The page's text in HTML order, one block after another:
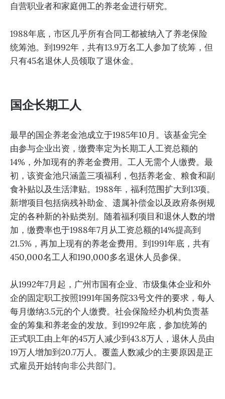
自营职业者和家庭佣工的养老金进行研究。
1988年底，市区几乎所有合同工都被纳入了养老保险
统筹池。到1992年，共有13.9万名工人参加了统筹，但
只有45名退休人员领取了退休金。
国企长期工人
最早的国企养老金池成立于1985年10月。该基金完全
由参与企业出资，缴费率定为长期工人工资总额的
14%，外加现有的养老金费用。工人无需个人缴费。最
初，该资金池只涵盖三项福利，包括养老金、粮食和副
食补贴以及生活津贴。1988年，福利范围扩大到13项。
新增项目包括病残补助金、遗属补偿金以及政府条例规
定的各种新的补贴类别。随着福利项目和退休人数的增
加，缴费率也于1988年7月从工资总额的14%提高到
21.5%，再加上现有的养老金费用。到1991年底，共有
450,000名工人和190,000多名退休人员参保。
从1992年7月起，广州市国有企业、市级集体企业和外
企的固定职工按照1991年国务院33号文件的要求，每人
每月缴纳3.5元的个人缴费。社会保险经办机构负责基
金的筹集和养老金的发放。到1992年底，参加统筹的
正式职工由上年的45万人减少到43.8万人，退休人员由
19万人增加到20.7万人。覆盖人数减少的主要原因是正
式雇员开始转向非公共部门。